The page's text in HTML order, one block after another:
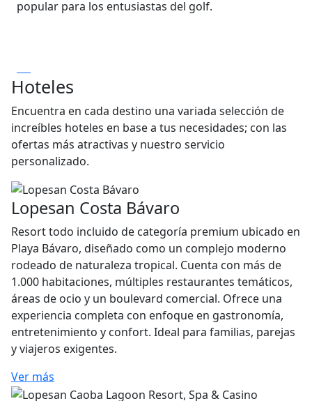
popular para los entusiastas del golf.
Hoteles
Encuentra en cada destino una variada selección de
increíbles hoteles en base a tus necesidades; con las
ofertas más atractivas y nuestro servicio
personalizado.
Lopesan Costa Bávaro
Resort todo incluido de categoría premium ubicado en
Playa Bávaro, diseñado como un complejo moderno
rodeado de naturaleza tropical. Cuenta con más de
1.000 habitaciones, múltiples restaurantes temáticos,
áreas de ocio y un boulevard comercial. Ofrece una
experiencia completa con enfoque en gastronomía,
entretenimiento y confort. Ideal para familias, parejas
y viajeros exigentes.
Ver más